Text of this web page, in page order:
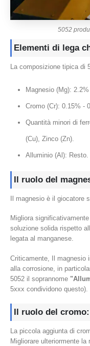
5052
Elementi di lega
La composizione tipica di
Magnesio (Mg):
Cromo (Cr): 0.15% -
Quantità minori di
(Cu), Zinco (Zn).
Alluminio (Al): Resto.
Il ruolo del
Il magnesio è il giocatore
Migliora
soluzione solida rispetto
legata al manganese.
Criticamente, Il magnesio
alla corrosione, in
5052 il soprannome
5xxx condividono questo).
Il ruolo del cromo:
La piccola aggiunta di
Migliorare ulteriormente